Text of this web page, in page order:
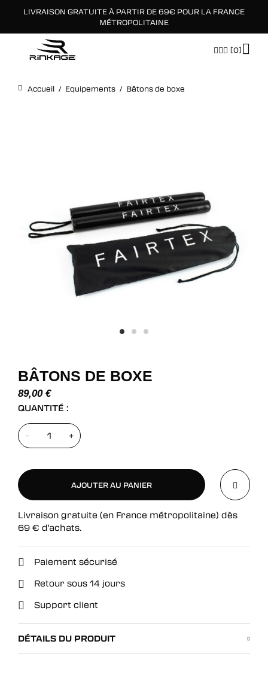
LIVRAISON GRATUITE À PARTIR DE 69€ POUR LA FRANCE
MÉTROPOLITAINE
[0]
Accueil / Equipements / Bâtons de boxe
BÂTONS DE BOXE
89,00 €
QUANTITÉ :
- +
AJOUTER AU PANIER
AJOUTER AU PANIER
Livraison gratuite (en France métropolitaine) dès
69 € d'achats.
Paiement sécurisé
Retour sous 14 jours
Support client
DÉTAILS DU PRODUIT